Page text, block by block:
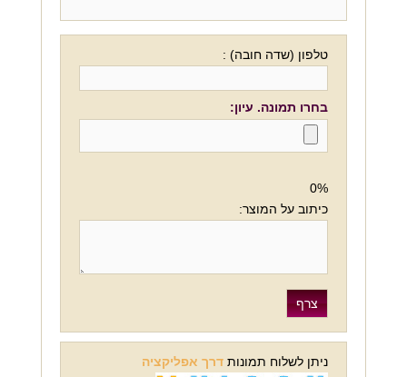
טלפון (שדה חובה) :
בחרו תמונה. עיון:
0%
כיתוב על המוצר:
ניתן לשלוח תמונות דרך אפליקציה